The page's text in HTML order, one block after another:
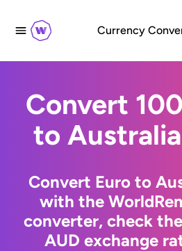
Currency
Convert
to
Convert Euro to
with the
converter, check
AUD exchange